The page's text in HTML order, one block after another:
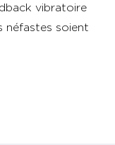
vibratoire
néfastes soient